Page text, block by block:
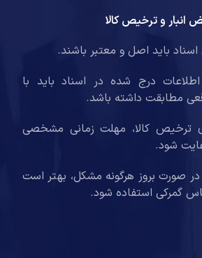
و ترخیص کالا
باید اصل و معتبر باشند.
اطلاعات درج شده در اسناد باید با
مطابقت داشته باشد.
ترخیص کالا، مهلت زمانی مشخصی
شود.
در صورت بروز هرگونه مشکل، بهتر است
گمرکی استفاده شود.